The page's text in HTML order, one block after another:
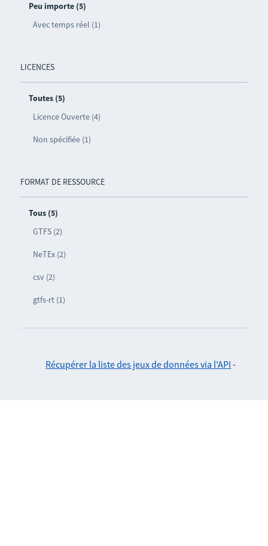
Peu importe (5)
Avec temps réel (1)
LICENCES
Toutes (5)
Licence Ouverte (4)
Non spécifiée (1)
FORMAT DE RESSOURCE
Tous (5)
GTFS (2)
NeTEx (2)
csv (2)
gtfs-rt (1)
Récupérer la liste des jeux de données via l'API -